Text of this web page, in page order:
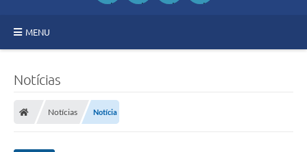
MENU
ÁGUA
Notícias
Notícias Notícia